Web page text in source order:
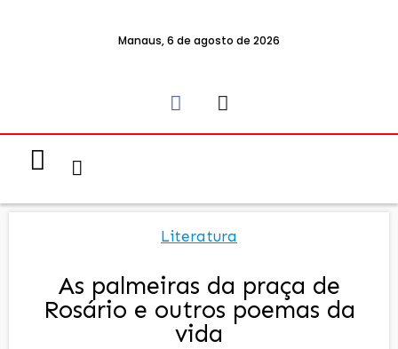
Manaus, 6 de agosto de 2026
Literatura
As palmeiras da praça de
Rosário e outros poemas da
vida